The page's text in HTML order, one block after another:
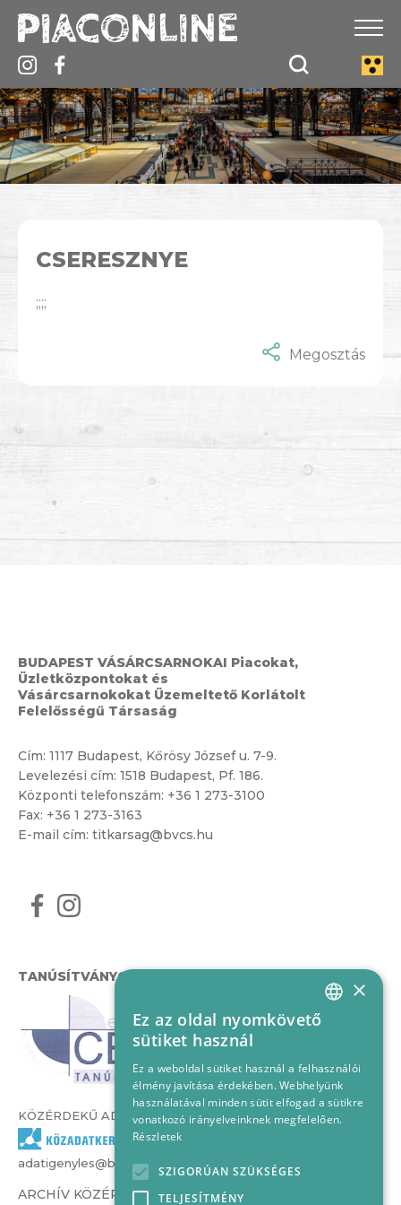
CSERESZNYE
;;;;
Megosztás
BUDAPEST VÁSÁRCSARNOKAI Piacokat,
Üzletközpontokat és
Vásárcsarnokokat Üzemeltető Korlátolt
Felelősségű Társaság
Cím: 1117 Budapest, Kőrösy József u. 7-9.
Levelezési cím: 1518 Budapest, Pf. 186.
Központi telefonszám: +36 1 273-3100
Fax: +36 1 273-3163
E-mail cím: titkarsag@bvcs.hu
TANÚSÍTVÁNYOK
KÖZÉRDEKŰ ADATOK
adatigenyles@bvcs.hu
ARCHÍV KÖZÉRDEKŰ ADATOK –
HUNGARIAN
×
Ez az oldal nyomkövető
sütiket használ
Ez a weboldal sütiket használ a felhasználói
élmény javítása érdekében. Webhelyünk
használatával minden sütit elfogad a sütikre
vonatkozó irányelveinknek megfelelően.
Részletek
SZIGORÚAN SZÜKSÉGES
TELJESÍTMÉNY